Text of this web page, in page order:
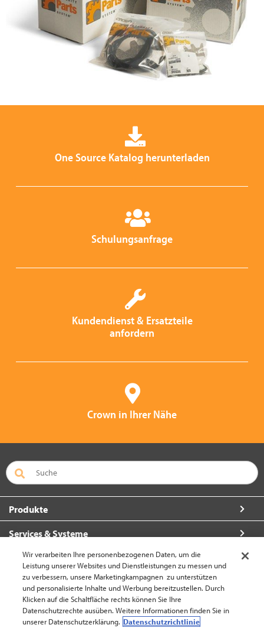
One Source Katalog herunterladen
Schulungsanfrage
Kundendienst & Ersatzteile
anfordern
Crown in Ihrer Nähe
Produkte
Services & Systeme
Über Crown
So erreichen Sie uns
Wir verarbeiten Ihre personenbezogenen Daten, um die
Leistung unserer Websites und Dienstleistungen zu messen und
zu verbessern, unsere Marketingkampagnen zu unterstützen
und personalisierte Inhalte und Werbung bereitzustellen. Durch
Klicken auf die Schaltfläche rechts können Sie Ihre
Datenschutzrechte ausüben. Weitere Informationen finden Sie in
unserer Datenschutzerklärung. Datenschutzrichtlinie